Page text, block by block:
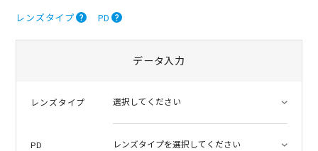
0
t
t
レンズタイプ PD
データ入力
レンズタイプ
PD